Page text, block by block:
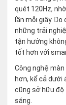
quét 120Hz,
lần mỗi giây.
những trải
tận hưởng
tốt hơn với
Công nghệ màn
hơn, kể cả dưới
cũng sở hữu độ
sáng.